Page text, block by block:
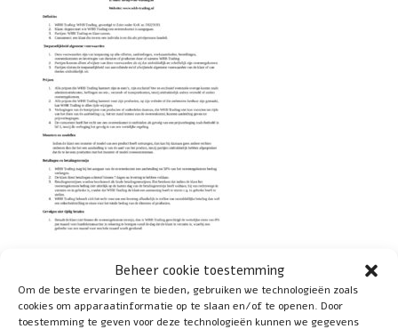
Beheer cookie toestemming
Om de beste ervaringen te bieden, gebruiken we technologieën zoals
cookies om apparaatinformatie op te slaan en/of te openen. Door
toestemming te geven voor deze technologieën kunnen we gegevens